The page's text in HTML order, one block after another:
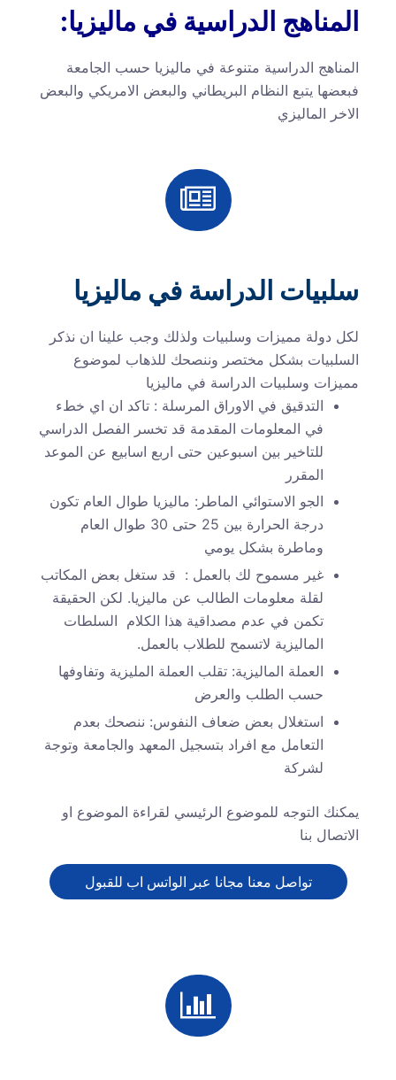
المناهج الدراسية في ماليزيا:
المناهج الدراسية متنوعة في ماليزيا حسب الجامعة
فبعضها يتبع النظام البريطاني والبعض الامريكي والبعض
الاخر الماليزي
سلبيات الدراسة في ماليزيا
لكل دولة مميزات وسلبيات ولذلك وجب علينا ان نذكر
السلبيات بشكل مختصر وننصحك للذهاب لموضوع
مميزات وسلبيات الدراسة في ماليزيا
التدقيق في الاوراق المرسلة : تاكد ان اي خطء
في المعلومات المقدمة قد تخسر الفصل الدراسي
للتاخير بين اسبوعين حتى اربع اسابيع عن الموعد
المقرر
الجو الاستوائي الماطر: ماليزيا طوال العام تكون
درجة الحرارة بين 25 حتى 30 طوال العام
وماطرة بشكل يومي
غير مسموح لك بالعمل : قد ستغل بعض المكاتب
لقلة معلومات الطالب عن ماليزيا. لكن الحقيقة
تكمن في عدم مصداقية هذا الكلام السلطات
الماليزية لاتسمح للطلاب بالعمل.
العملة الماليزية: تقلب العملة المليزية وتفاوفها
حسب الطلب والعرض
استغلال بعض ضعاف النفوس: ننصحك بعدم
التعامل مع افراد بتسجيل المعهد والجامعة وتوجة
لشركة
يمكنك التوجه للموضوع الرئيسي لقراءة الموضوع او
الاتصال بنا
تواصل معنا مجانا عبر الواتس اب للقبول